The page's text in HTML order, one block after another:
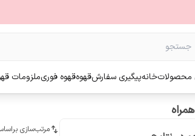
محصولاتخانهپیگیری سفارشقهوهقهوه فوریملزومات
مرتب‌سازی